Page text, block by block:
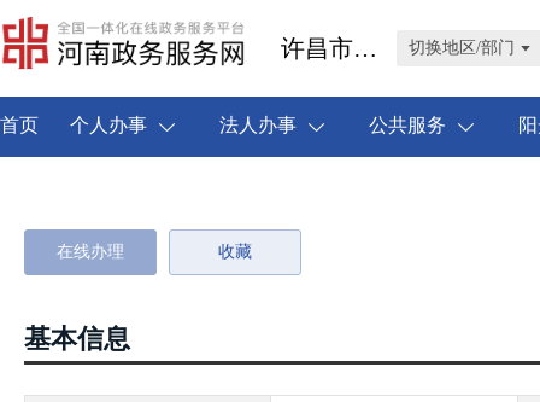
许昌市禹州市 切换地区/部门
首页 个人办事 法人办事 公共服务
在线办理 收藏
基本信息